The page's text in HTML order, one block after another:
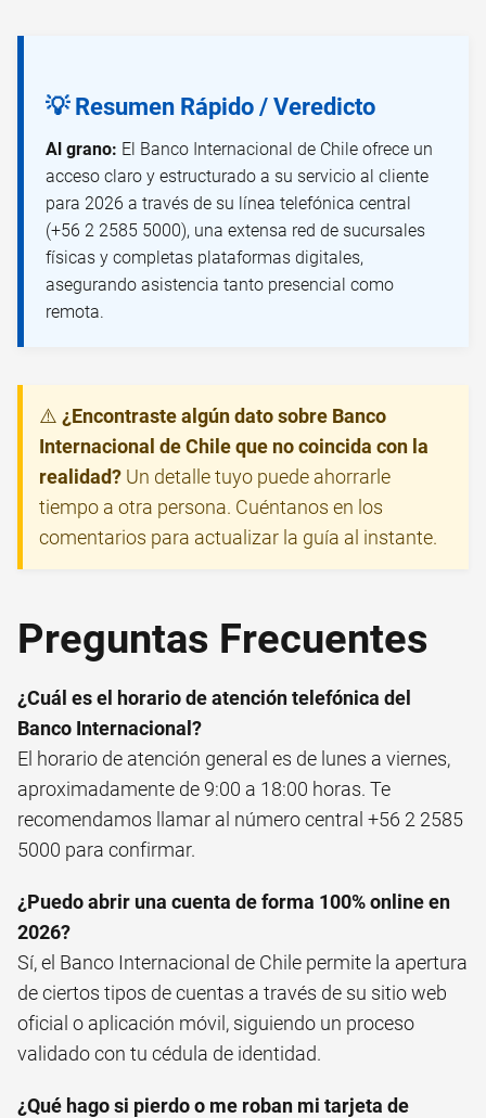
💡 Resumen Rápido / Veredicto
Al grano: El Banco Internacional de Chile ofrece un
acceso claro y estructurado a su servicio al cliente
para 2026 a través de su línea telefónica central
(+56 2 2585 5000), una extensa red de sucursales
físicas y completas plataformas digitales,
asegurando asistencia tanto presencial como
remota.
⚠️ ¿Encontraste algún dato sobre Banco
Internacional de Chile que no coincida con la
realidad? Un detalle tuyo puede ahorrarle
tiempo a otra persona. Cuéntanos en los
comentarios para actualizar la guía al instante.
Preguntas Frecuentes
¿Cuál es el horario de atención telefónica del
Banco Internacional?
El horario de atención general es de lunes a viernes,
aproximadamente de 9:00 a 18:00 horas. Te
recomendamos llamar al número central +56 2 2585
5000 para confirmar.
¿Puedo abrir una cuenta de forma 100% online en
2026?
Sí, el Banco Internacional de Chile permite la apertura
de ciertos tipos de cuentas a través de su sitio web
oficial o aplicación móvil, siguiendo un proceso
validado con tu cédula de identidad.
¿Qué hago si pierdo o me roban mi tarjeta de